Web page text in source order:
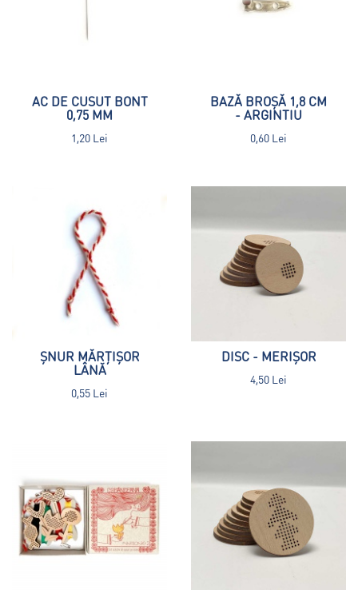
AC DE CUSUT BONT
0,75 MM
1,20 Lei
BAZĂ BROȘĂ 1,8 CM
- ARGINTIU
0,60 Lei
ȘNUR MĂRȚIȘOR
LÂNĂ
0,55 Lei
DISC - MERIȘOR
4,50 Lei